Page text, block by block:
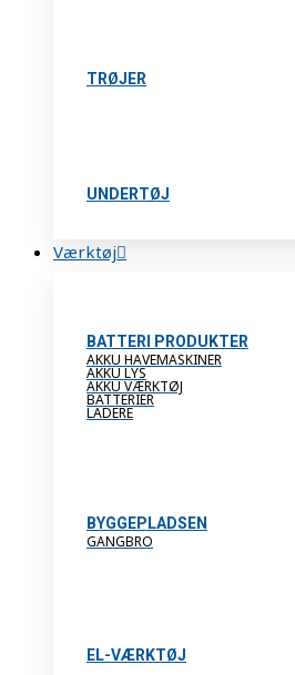
TRØJER
UNDERTØJ
Værktøj
BATTERI PRODUKTER
AKKU HAVEMASKINER
AKKU LYS
AKKU VÆRKTØJ
BATTERIER
LADERE
BYGGEPLADSEN
GANGBRO
EL-VÆRKTØJ